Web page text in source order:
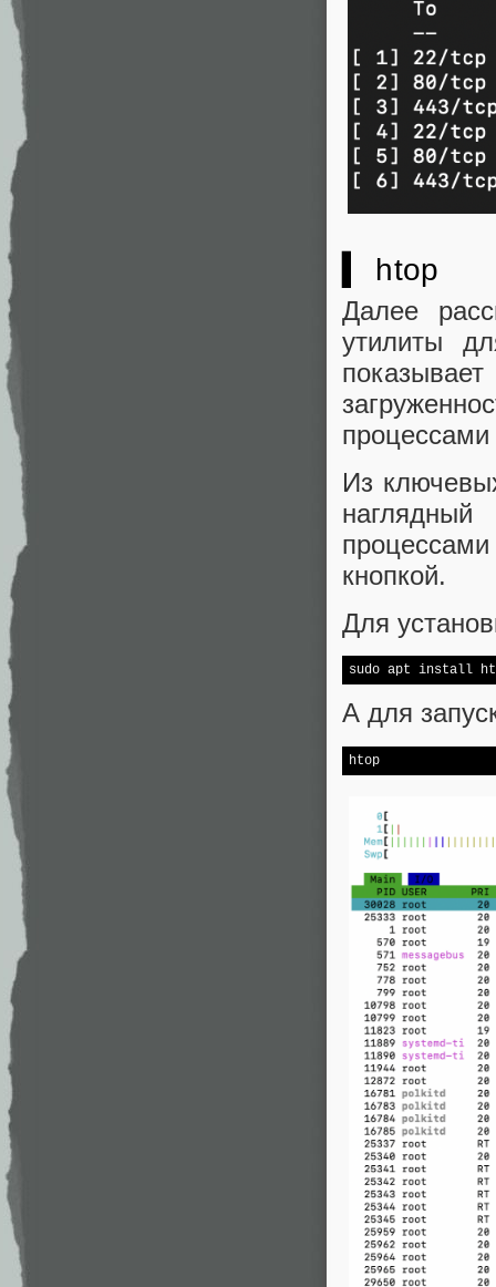
▍ htop
Далее
утилиты
Из
наглядный
кнопкой.
Для
sudo apt install
А для
htop